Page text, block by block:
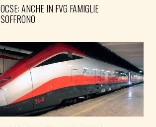
OCSE: ANCHE IN FVG FAMIGLIE
SOFFRONO